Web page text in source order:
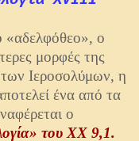
«αδελφόθεο», ο
μορφές της
των Ιεροσολύμων, η
ένα από τα
ο
του XX 9,1.